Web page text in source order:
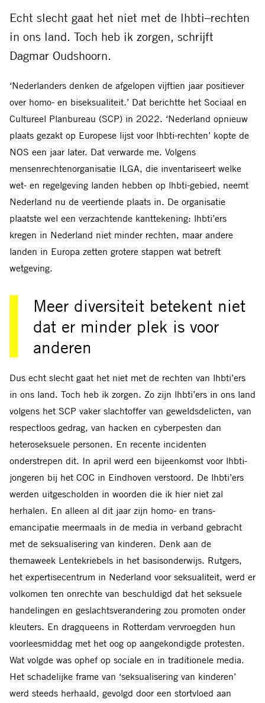
Facebook
Threads BlueskyLinkedInWhatsapp
mail
Echt slecht gaat het niet met de lhbti–rechten
in ons land. Toch heb ik zorgen, schrijft
Dagmar Oudshoorn.
‘Nederlanders denken de afgelopen vijftien jaar positiever
over homo- en biseksualiteit.’ Dat berichtte het Sociaal en
Cultureel Planbureau (SCP) in 2022. ‘Nederland opnieuw
plaats gezakt op Europese lijst voor lhbti-rechten’ kopte de
NOS een jaar later. Dat verwarde me. Volgens
mensenrechtenorganisatie ILGA, die inventariseert welke
wet- en regelgeving landen hebben op lhbti-gebied, neemt
Nederland nu de veertiende plaats in. De organisatie
plaatste wel een verzachtende kanttekening: lhbti’ers
kregen in Nederland niet minder rechten, maar andere
landen in Europa zetten grotere stappen wat betreft
wetgeving.
Meer diversiteit betekent niet
dat er minder plek is voor
anderen
Dus echt slecht gaat het niet met de rechten van lhbti’ers
in ons land. Toch heb ik zorgen. Zo zijn lhbti’ers in ons land
volgens het SCP vaker slachtoffer van geweldsdelicten, van
respectloos gedrag, van hacken en cyberpesten dan
heteroseksuele personen. En recente incidenten
onderstrepen dit. In april werd een bijeenkomst voor lhbti-
jongeren bij het COC in Eindhoven verstoord. De lhbti’ers
werden uitgescholden in woorden die ik hier niet zal
herhalen. En alleen al dit jaar zijn homo- en trans­
emancipatie meermaals in de media in verband gebracht
met de seksualisering van kinderen. Denk aan de
themaweek Lentekriebels in het basisonderwijs. Rutgers,
het expertisecentrum in Nederland voor seksualiteit, werd er
volkomen ten onrechte van beschuldigd dat het seksuele
handelingen en geslachtsverandering zou promoten onder
kleuters. En dragqueens in Rotterdam vervroegden hun
voorleesmiddag met het oog op aangekondigde protesten.
Wat volgde was ophef op sociale en in traditionele media.
Het schadelijke frame van ‘seksualisering van kinderen’
werd steeds herhaald, gevolgd door een stortvloed aan